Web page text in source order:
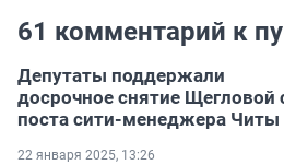
61 комментарий к
Депутаты поддержали
досрочное снятие Щегловой
поста сити-менеджера Читы
22 января 2025, 13:26